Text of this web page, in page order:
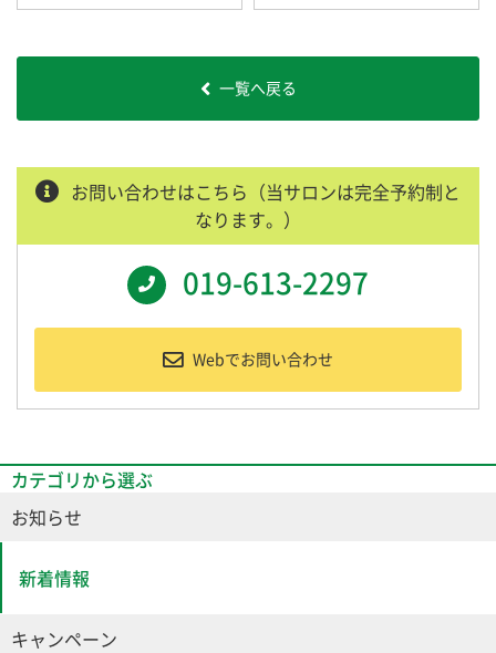
一覧へ戻る
お問い合わせはこちら（当サロンは完全予約制と
なります。）
019-613-2297
Webでお問い合わせ
カテゴリから選ぶ
お知らせ
新着情報
キャンペーン